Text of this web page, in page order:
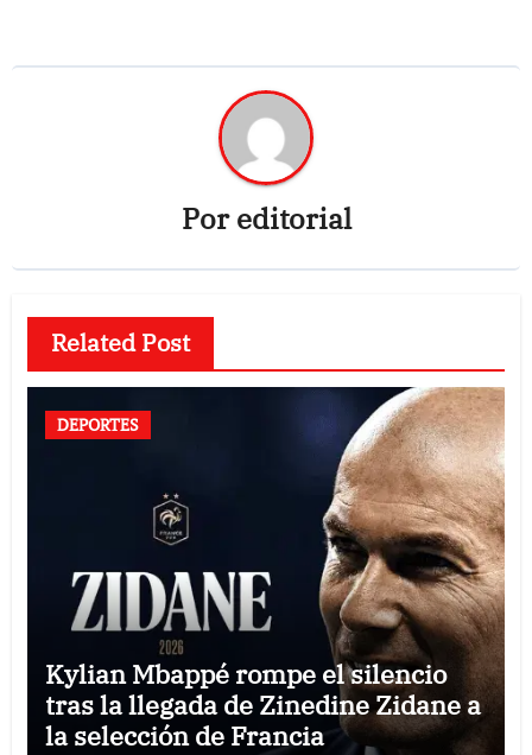
Poreditorial
Related Post
DEPORTES
Kylian Mbappé rompe el silencio
tras la llegada de Zinedine Zidane a
la selección de Francia